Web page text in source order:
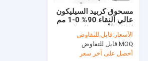
مسحوق كربيد السيليكون
سبائك سيليكون الكالسيوم
مسحوق كربيد السيليكون
عالي النقاء 90% 0-1 مم
من الدرجة الصناعية
الأسعار:قابل للتفاوض
MOQ: قابل للتفاوض
أحصل على آخر سعر